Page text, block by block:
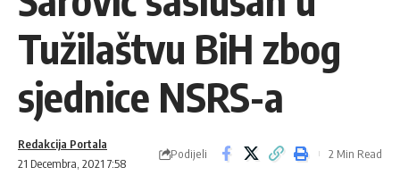
Tužilaštvu BiH zbog
sjednice NSRS-a
21 Decembra, 2021 7:58
Redakcija Portala
Podijeli 2 Min Read